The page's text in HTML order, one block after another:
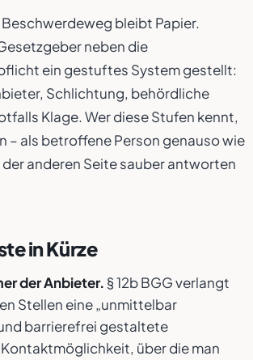
bleibt Papier.
neben die
ein gestuftes System gestellt:
Schlichtung, behördliche
Klage. Wer diese Stufen kennt,
– als betroffene Person genauso wie
anderen Seite sauber antworten
in Kürze
der Anbieter. § 12b BGG verlangt
Stellen eine „unmittelbar
barrierefrei gestaltete
über die man